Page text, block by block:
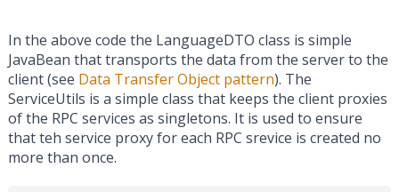
In the above code the LanguageDTO class is simple
JavaBean that transports the data from the server to the
client (see Data Transfer Object pattern). The
ServiceUtils is a simple class that keeps the client proxies
of the RPC services as singletons. It is used to ensure
that teh service proxy for each RPC srevice is created no
more than once.